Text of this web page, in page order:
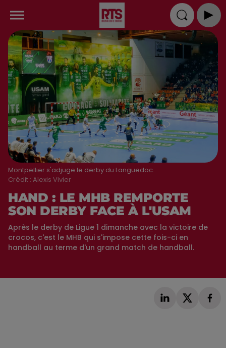
Montpellier s'adjuge le derby du Languedoc.
Crédit : Alexis Vivier
HAND : LE MHB REMPORTE
SON DERBY FACE À L'USAM
Après le derby de Ligue 1 dimanche avec la victoire de
crocos, c'est le MHB qui s'impose cette fois-ci en
handball au terme d'un grand match de handball.